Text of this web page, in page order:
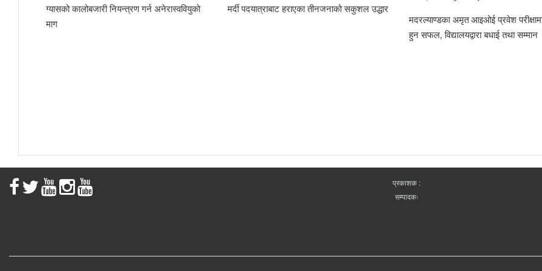
ग्यासको कालोबजारी नियन्त्रण गर्न अनेरास्ववियुको
माग
मर्दी पदयात्राबाट हराएका तीनजनाको सकुशल उद्धार
मदरल्याण्डका अमृत आइओई प्रवेश परीक्षामा
हुन सफल, विद्यालयद्वारा बधाई तथा सम्मान
प्रकाशक :
सम्पादकः